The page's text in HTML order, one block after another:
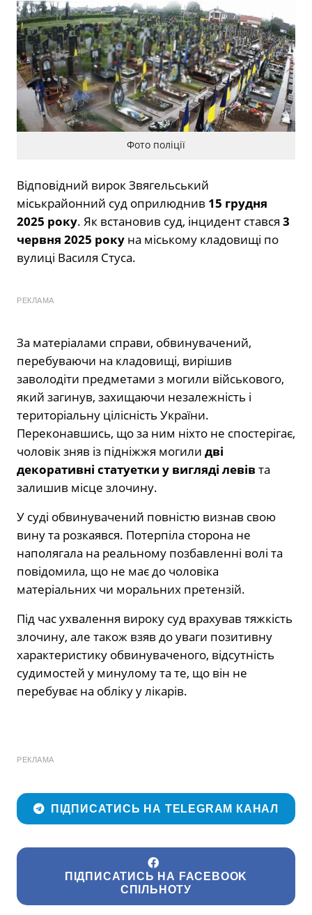
Фото поліції
Відповідний вирок Звягельський
міськрайонний суд оприлюднив 15 грудня
2025 року. Як встановив суд, інцидент стався 3
червня 2025 року на міському кладовищі по
вулиці Василя Стуса.
РЕКЛАМА
За матеріалами справи, обвинувачений,
перебуваючи на кладовищі, вирішив
заволодіти предметами з могили військового,
який загинув, захищаючи незалежність і
територіальну цілісність України.
Переконавшись, що за ним ніхто не спостерігає,
чоловік зняв із підніжжя могили дві
декоративні статуетки у вигляді левівта
залишив місце злочину.
У суді обвинувачений повністю визнав свою
вину та розкаявся. Потерпіла сторона не
наполягала на реальному позбавленні волі та
повідомила, що не має до чоловіка
матеріальних чи моральних претензій.
Під час ухвалення вироку суд врахував тяжкість
злочину, але також взяв до уваги позитивну
характеристику обвинуваченого, відсутність
судимостей у минулому та те, що він не
перебуває на обліку у лікарів.
РЕКЛАМА
ПІДПИСАТИСЬ НА TELEGRAM КАНАЛ
ПІДПИСАТИСЬ НА FACEBOOK
СПІЛЬНОТУ